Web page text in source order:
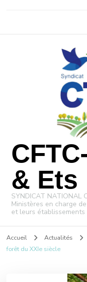
& Ets
SYNDICAT NATIONAL
Ministères en charge
et leurs établissements
Accueil Actualités
forêt du XXIe siècle